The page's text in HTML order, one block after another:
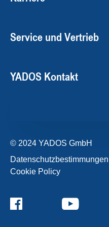
Service und Vertrieb
YADOS Kontakt
© 2024 YADOS GmbH
Datenschutzbestimmungen
Cookie Policy